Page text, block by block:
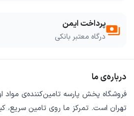
paymentsپرداخت ایمن
درگاه معتبر بانکی
درباره‌ی ما
فروشگاه پخش پارسه تامین‌کننده‌ی مواد
تهران است. تمرکز ما روی تامین سریع،